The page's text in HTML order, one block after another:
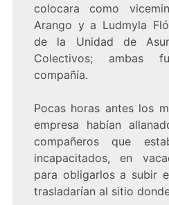
colocara como
Arango y a Ludmyla
de la Unidad de
Colectivos; ambas
compañía.
Pocas horas antes los
empresa habían
compañeros que
incapacitados, en
para obligarlos a subir
trasladarían al sitio